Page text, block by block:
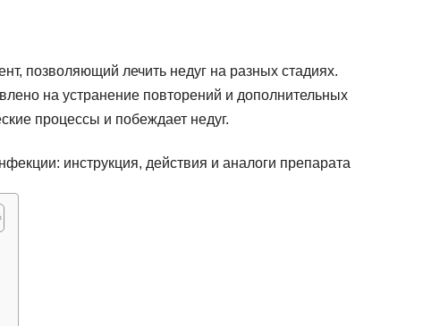
позволяющий лечить недуг на разных стадиях.
на устранение повторений и дополнительных
процессы и побеждает недуг.